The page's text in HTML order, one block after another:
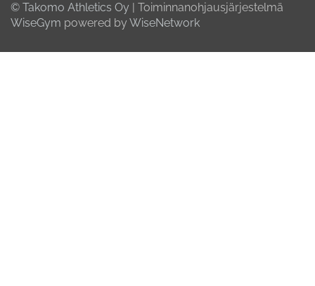
© Takomo Athletics Oy | Toiminnanohjausjärjestelmä
WiseGym powered by WiseNetwork